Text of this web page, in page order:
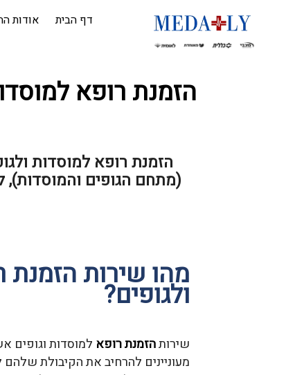
דף הבית אודות
הזמנת רופא
הזמנת רופא למוסדות
(מתחם הגופים
מהו שירות הזמנת
ולגופים?
שירותהזמנת רופא למוסדות וגופים
מעוניינים להרחיב את הקיבולת שלהם